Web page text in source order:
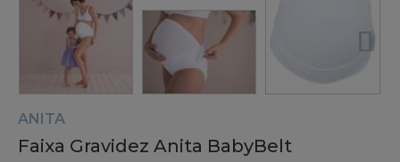
ANITA
Faixa Gravidez Anita BabyBelt